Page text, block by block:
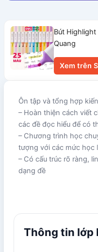
Bút Highlight
Quang
Xem trên
Ôn tập và tổng hợp
– Hoàn thiện cách viết
các đề đọc hiểu để có
– Chương trình học
tượng với các mức học
– Có cấu trúc rõ ràng,
dạng đề
Thông tin lớp